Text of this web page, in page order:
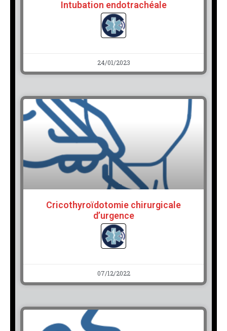
Intubation endotrachéale
24/01/2023
Cricothyroïdotomie chirurgicale
d’urgence
07/12/2022